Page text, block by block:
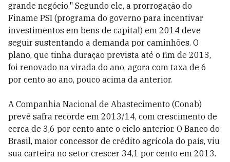
grande negócio." Segundo ele, a prorrogação do
Finame PSI (programa do governo para incentivar
investimentos em bens de capital) em 2014 deve
seguir sustentando a demanda por caminhões. O
plano, que tinha duração prevista até o fim de 2013,
foi renovado na virada do ano, agora com taxa de 6
por cento ao ano, pouco acima da anterior.
A Companhia Nacional de Abastecimento (Conab)
prevê safra recorde em 2013/14, com crescimento de
cerca de 3,6 por cento ante o ciclo anterior. O Banco do
Brasil, maior concessor de crédito agrícola do país, viu
sua carteira no setor crescer 34,1 por cento em 2013.